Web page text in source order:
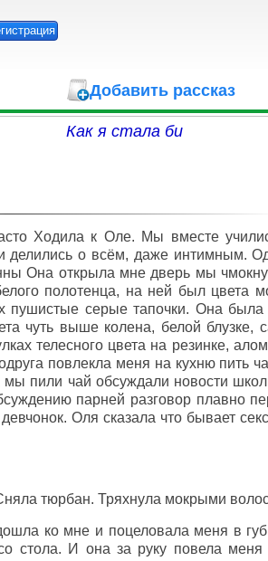
Добавить рассказ
Как я стала би
Ходила к Оле. Мы вместе
делились о всём, даже интимным.
Она открыла мне дверь мы
полотенца, на ней был цвета
пушистые серые тапочки. Она
чуть выше колена, белой блузке,
телесного цвета на резинке,
повлекла меня на кухню пить
мы пили чай обсуждали новости
парней разговор плавно
Оля сказала что бывает
тюрбан. Тряхнула мокрыми
ко мне и поцеловала меня в
стола. И она за руку повела